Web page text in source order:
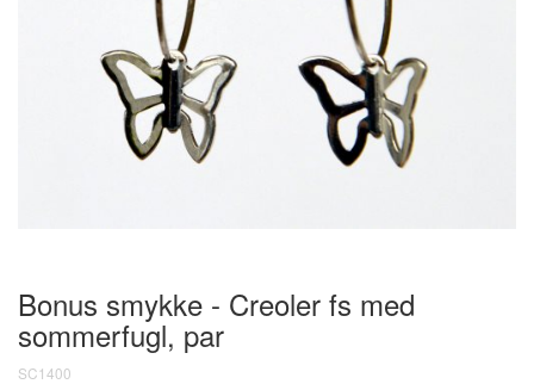
Bonus smykke - Creoler fs med
sommerfugl, par
SC1400